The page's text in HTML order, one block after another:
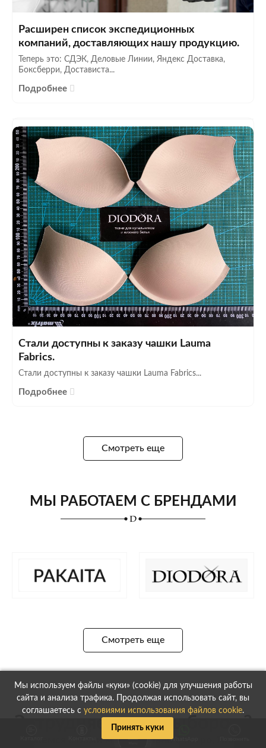
WhatsApp
Расширен список экспедиционных
компаний, доставляющих нашу продукцию.
Теперь это: СДЭК, Деловые Линии, Яндекс Доставка,
Боксберри, Достависта...
Подробнее
Стали доступны к заказу чашки Lauma
Fabrics.
Стали доступны к заказу чашки Lauma Fabrics...
Подробнее
Смотреть еще
МЫ РАБОТАЕМ С БРЕНДАМИ
Смотреть еще
Затрудняетесь с выбором?
Свяжемся с Вами максимально быстро, Пн.-Пт.
Мы используем файлы «куки» (cookie) для улучшения работы
сайта и анализа трафика. Продолжая использовать сайт, вы
соглашаетесь с условиями использования файлов cookie.
Принять куки